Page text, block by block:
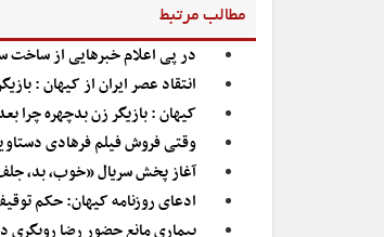
مطالب مرتبط
در پی اعلام خبرهایی از ساخت
انتقاد عصر ایران از کیهان :
کیهان : بازیگر زن بدچهره چرا
وقتی فروش فیلم فرهادی
آغاز پخش سریال «خوب، بد،
ادعای روزنامه کیهان: حکم
بیماری مانع حضور رضا رویگری